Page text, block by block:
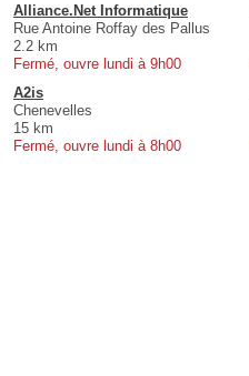
Alliance.Net Informatique
Rue Antoine Roffay des Pallus
2.2 km
Fermé, ouvre lundi à 9h00
A2is
Chenevelles
15 km
Fermé, ouvre lundi à 8h00